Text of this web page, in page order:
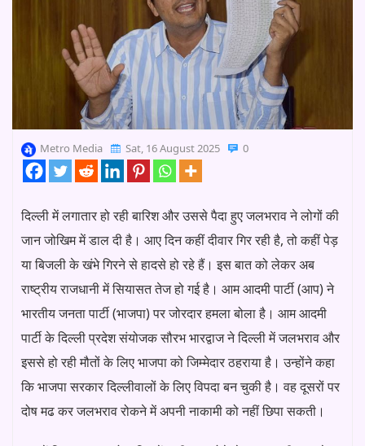
Metro Media Sat, 16 August 2025 0
दिल्ली में लगातार हो रही बारिश और उससे पैदा हुए जलभराव ने लोगों की
जान जोखिम में डाल दी है। आए दिन कहीं दीवार गिर रही है, तो कहीं पेड़
या बिजली के खंभे गिरने से हादसे हो रहे हैं। इस बात को लेकर अब
राष्ट्रीय राजधानी में सियासत तेज हो गई है। आम आदमी पार्टी (आप) ने
भारतीय जनता पार्टी (भाजपा) पर जोरदार हमला बोला है। आम आदमी
पार्टी के दिल्ली प्रदेश संयोजक सौरभ भारद्वाज ने दिल्ली में जलभराव और
इससे हो रही मौतों के लिए भाजपा को जिम्मेदार ठहराया है। उन्होंने कहा
कि भाजपा सरकार दिल्लीवालों के लिए विपदा बन चुकी है। वह दूसरों पर
दोष मढ कर जलभराव रोकने में अपनी नाकामी को नहीं छिपा सकती।